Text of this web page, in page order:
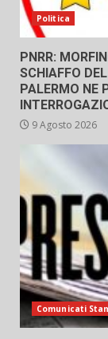
Politica
PNRR:
SCHIAFFO
PALERMO NE
9 Agosto 2026
Comunicati